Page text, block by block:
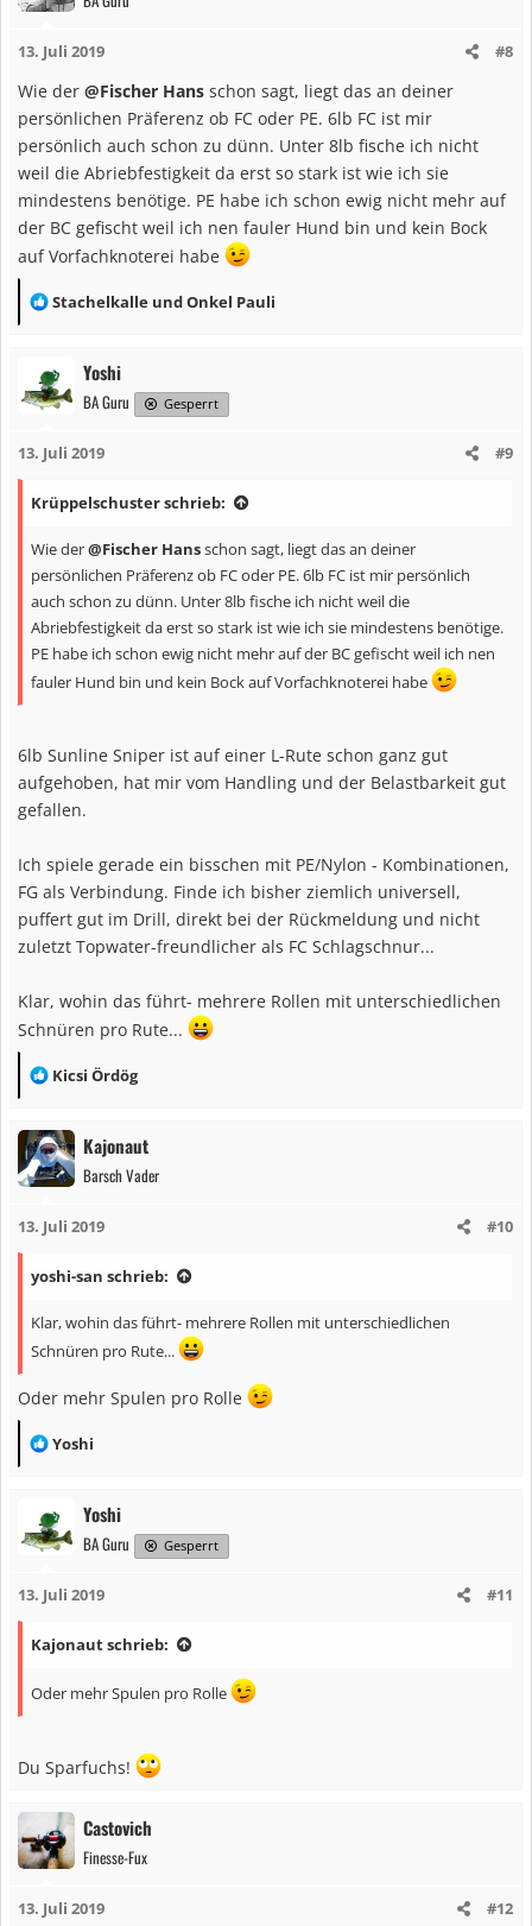
o
n
e
n
13. Juli 2019 #8
Wie der @Fischer Hans schon sagt, liegt das an deiner
persönlichen Präferenz ob FC oder PE. 6lb FC ist mir
persönlich auch schon zu dünn. Unter 8lb fische ich nicht
weil die Abriebfestigkeit da erst so stark ist wie ich sie
mindestens benötige. PE habe ich schon ewig nicht mehr auf
der BC gefischt weil ich nen fauler Hund bin und kein Bock
auf Vorfachknoterei habe
R
k
t
o
e
:
Stachelkalle undOnkel Pauli
Yoshi
BA Guru Gesperrt
13. Juli 2019 #9
Krüppelschuster schrieb:
Wie der@Fischer Hansschon sagt, liegt das an deiner
persönlichen Präferenz ob FC oder PE. 6lb FC ist mir persönlich
auch schon zu dünn. Unter 8lb fische ich nicht weil die
Abriebfestigkeit da erst so stark ist wie ich sie mindestens benötige.
PE habe ich schon ewig nicht mehr auf der BC gefischt weil ich nen
fauler Hund bin und kein Bock auf Vorfachknoterei habe
6lb Sunline Sniper ist auf einer L-Rute schon ganz gut
aufgehoben, hat mir vom Handling und der Belastbarkeit gut
gefallen.
Ich spiele gerade ein bisschen mit PE/Nylon - Kombinationen,
FG als Verbindung. Finde ich bisher ziemlich universell,
puffert gut im Drill, direkt bei der Rückmeldung und nicht
zuletzt Topwater-freundlicher als FC Schlagschnur...
Klar, wohin das führt- mehrere Rollen mit unterschiedlichen
Schnüren pro Rute...
R
a
k
t
o
e
:
Kicsi Ördög
Kajonaut
Barsch Vader
13. Juli 2019 #10
yoshi-san schrieb:
Klar, wohin das führt- mehrere Rollen mit unterschiedlichen
Schnüren pro Rute...
Oder mehr Spulen pro Rolle
R
k
t
o
e
:
Yoshi
Yoshi
BA Guru Gesperrt
13. Juli 2019 #11
Kajonaut schrieb:
Oder mehr Spulen pro Rolle
Du Sparfuchs!
Castovich
Finesse-Fux
13. Juli 2019 #12